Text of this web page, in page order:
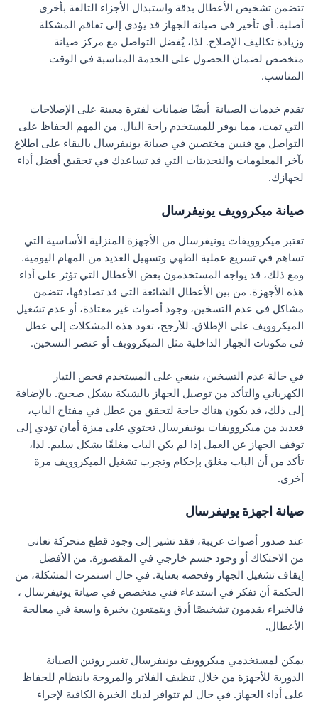
تتضمن تشخيص الأعطال بدقة واستبدال الأجزاء التالفة بأخرى
أصلية. أي تأخير في صيانة الجهاز قد يؤدي إلى تفاقم المشكلة
وزيادة تكاليف الإصلاح. لذا، يُفضل التواصل مع مركز صيانة
متخصص لضمان الحصول على الخدمة المناسبة في الوقت
المناسب.
تقدم خدمات الصيانة أيضًا ضمانات لفترة معينة على الإصلاحات
التي تمت، مما يوفر للمستخدم راحة البال. من المهم الحفاظ على
التواصل مع فنيين مختصين في صيانة يونيفرسال بالبقاء على اطلاع
بآخر المعلومات والتحديثات التي قد تساعدك في تحقيق أفضل أداء
لجهازك.
صيانة ميكروويف يونيفرسال
تعتبر ميكروويفات يونيفرسال من الأجهزة المنزلية الأساسية التي
تساهم في تسريع عملية الطهي وتسهيل العديد من المهام اليومية.
ومع ذلك، قد يواجه المستخدمون بعض الأعطال التي تؤثر على أداء
هذه الأجهزة. من بين الأعطال الشائعة التي قد تصادفها، تتضمن
مشاكل في عدم التسخين، وجود أصوات غير معتادة، أو عدم تشغيل
الميكروويف على الإطلاق. للأرجح، تعود هذه المشكلات إلى عطل
في مكونات الجهاز الداخلية مثل الميكروويف أو عنصر التسخين.
في حالة عدم التسخين، ينبغي على المستخدم فحص التيار
الكهربائي والتأكد من توصيل الجهاز بالشبكة بشكل صحيح. بالإضافة
إلى ذلك، قد يكون هناك حاجة لتحقق من عطل في مفتاح الباب،
فعديد من ميكروويفات يونيفرسال تحتوي على ميزة أمان تؤدي إلى
توقف الجهاز عن العمل إذا لم يكن الباب مغلقًا بشكل سليم. لذا،
تأكد من أن الباب مغلق بإحكام وتجرب تشغيل الميكروويف مرة
أخرى.
صيانة اجهزة يونيفرسال
عند صدور أصوات غريبة، فقد تشير إلى وجود قطع متحركة تعاني
من الاحتكاك أو وجود جسم خارجي في المقصورة. من الأفضل
إيقاف تشغيل الجهاز وفحصه بعناية. في حال استمرت المشكلة، من
الحكمة أن تفكر في استدعاء فني متخصص في صيانة يونيفرسال ،
فالخبراء يقدمون تشخيصًا أدق ويتمتعون بخبرة واسعة في معالجة
الأعطال.
يمكن لمستخدمي ميكروويف يونيفرسال تغيير روتين الصيانة
الدورية للأجهزة من خلال تنظيف الفلاتر والمروحة بانتظام للحفاظ
على أداء الجهاز. في حال لم تتوافر لديك الخبرة الكافية لإجراء